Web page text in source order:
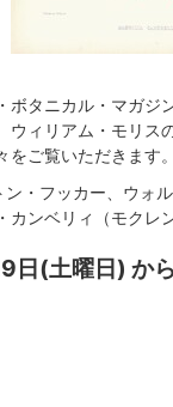
ボタニカル・マガジ
ウィリアム・モリス
ご覧いただきます。
・フッカー、ウォ
カンベリィ（モクレ
日(土曜日) か